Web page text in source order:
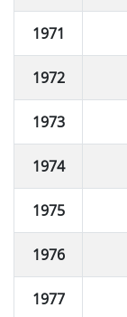
1971
1972
1973
1974
1975
1976
1977